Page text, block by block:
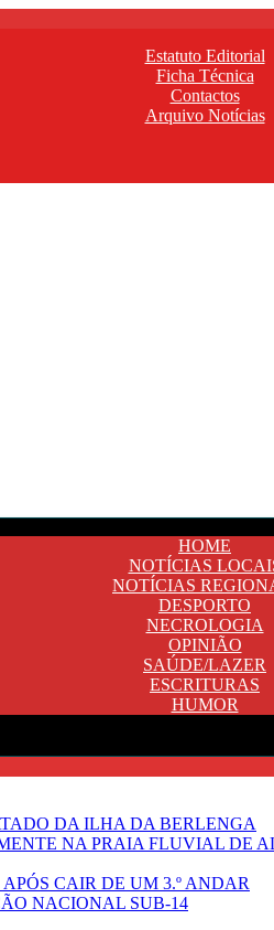
Estatuto Editorial
Ficha Técnica
Contactos
Arquivo Notícias
HOME
NOTÍCIAS
NOTÍCIAS
DESPORTO
NECROLOGIA
OPINIÃO
SAÚDE/LAZER
ESCRITURAS
HUMOR
DA ILHA DA BERLENGA
NA PRAIA FLUVIAL DE
CAIR DE UM 3.º ANDAR
NACIONAL SUB-14